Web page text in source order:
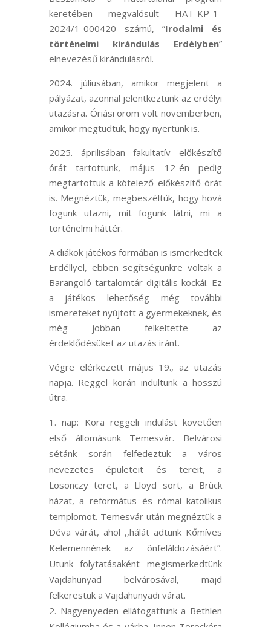
keretében megvalósult HAT-KP-1-
2024/1-000420 számú, ”Irodalmi és
történelmi kirándulás Erdélyben”
elnevezésű kirándulásról.
2024. júliusában, amikor megjelent a
pályázat, azonnal jelentkeztünk az erdélyi
utazásra. Óriási öröm volt novemberben,
amikor megtudtuk, hogy nyertünk is.
2025. áprilisában fakultatív előkészítő
órát tartottunk, május 12-én pedig
megtartottuk a kötelező előkészítő órát
is. Megnéztük, megbeszéltük, hogy hová
fogunk utazni, mit fogunk látni, mi a
történelmi háttér.
A diákok játékos formában is ismerkedtek
Erdéllyel, ebben segítségünkre voltak a
Barangoló tartalomtár digitális kockái. Ez
a játékos lehetőség még további
ismereteket nyújtott a gyermekeknek, és
még jobban felkeltette az
érdeklődésüket az utazás iránt.
Végre elérkezett május 19., az utazás
napja. Reggel korán indultunk a hosszú
útra.
nap: Kora reggeli indulást követően
első állomásunk Temesvár. Belvárosi
sétánk során felfedeztük a város
nevezetes épületeit és tereit, a
Losonczy teret, a Lloyd sort, a Brück
házat, a református és római katolikus
templomot. Temesvár után megnéztük a
Déva várát, ahol ,,hálát adtunk Kőmíves
Kelemennének az önfeláldozásáért”.
Utunk folytatásaként megismerkedtünk
Vajdahunyad belvárosával, majd
felkerestük a Vajdahunyadi várat.
Nagyenyeden ellátogattunk a Bethlen